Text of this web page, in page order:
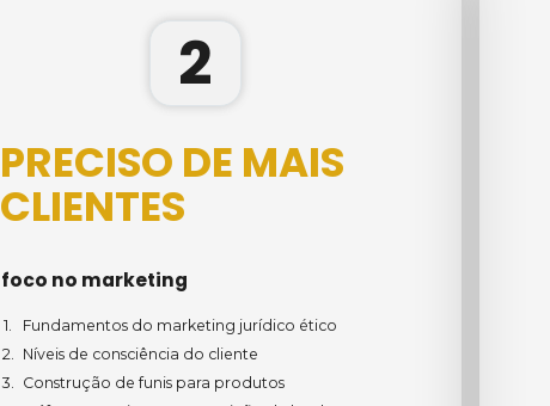
2
PRECISO DE MAIS
CLIENTES
foco no marketing
Fundamentos do marketing jurídico ético
Níveis de consciência do cliente
Construção de funis para produtos